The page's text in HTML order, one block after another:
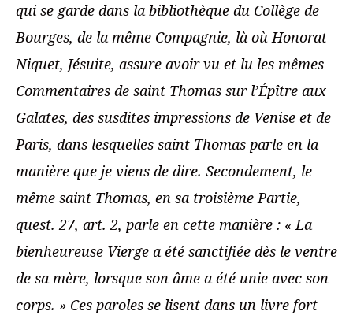
qui se garde dans la bibliothèque du Collège de
Bourges, de la même Compagnie, là où Honorat
Niquet, Jésuite, assure avoir vu et lu les mêmes
Commentaires de saint Thomas sur l’Épître aux
Galates, des susdites impressions de Venise et de
Paris, dans lesquelles saint Thomas parle en la
manière que je viens de dire. Secondement, le
même saint Thomas, en sa troisième Partie,
quest. 27, art. 2, parle en cette manière : « La
bienheureuse Vierge a été sanctifiée dès le ventre
de sa mère, lorsque son âme a été unie avec son
corps. » Ces paroles se lisent dans un livre fort